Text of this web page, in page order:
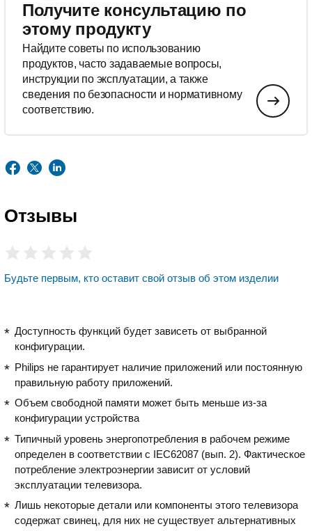
Получите консультацию по
этому продукту
Найдите советы по использованию
продуктов, часто задаваемые вопросы,
инструкции по эксплуатации, а также
сведения по безопасности и нормативному
соответствию.
Отзывы
Будьте первым, кто оставит свой отзыв об этом изделии
Доступность функций будет зависеть от выбранной
конфигурации.
Philips не гарантирует наличие приложений или постоянную
правильную работу приложений.
Объем свободной памяти может быть меньше из-за
конфигурации устройства
Типичный уровень энергопотребления в рабочем режиме
определен в соответствии с IEC62087 (вып. 2). Фактическое
потребление электроэнергии зависит от условий
эксплуатации телевизора.
Лишь некоторые детали или компоненты этого телевизора
содержат свинец, для них не существует альтернативных